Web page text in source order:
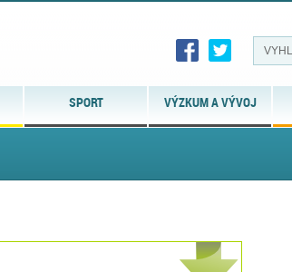
SPORT VÝZKUM A VÝVOJ